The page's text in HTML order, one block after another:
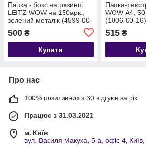
Папка - бокс на резинці
LEITZ WOW на 150арк.,
зелений металік (4599-00-
500 ₴
Купити
Папка-
WOW А4,
(1006-00-16)
515₴
Про нас
100% позитивних з 30 відгуків за рік
Працює з 31.03.2021
м. Київ
вул. Василя Макуха, 5-а, офіс 4, Київ,